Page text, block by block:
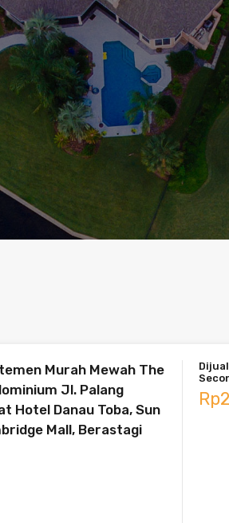
Murah Mewah The
Jl. Palang
Hotel Danau Toba, Sun
Mall, Berastagi